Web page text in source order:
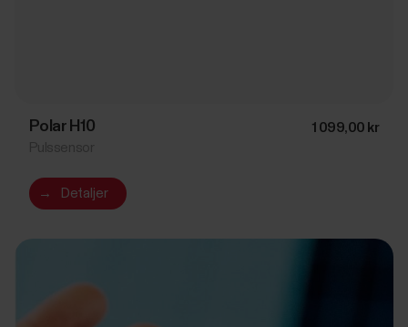
Polar H10 1 099,00 kr
→ Detaljer